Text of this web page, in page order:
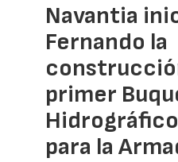
Navantia
Fernando la
primer
para la